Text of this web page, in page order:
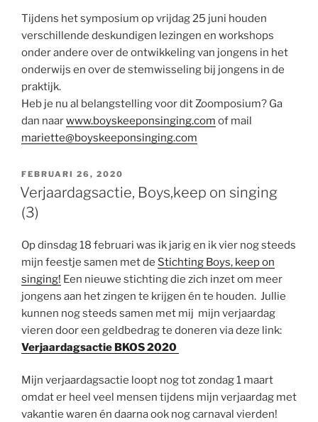
Tijdens het symposium op vrijdag 25 juni houden
verschillende deskundigen lezingen en workshops
onder andere over de ontwikkeling van jongens in het
onderwijs en over de stemwisseling bij jongens in de
praktijk.
Heb je nu al belangstelling voor dit Zoomposium? Ga
dan naarwww.boyskeeponsinging.com of mail
mariette@boyskeeponsinging.com
GEPLAATST
OP
FEBRUARI 26, 2020
Verjaardagsactie, Boys,keep on singing
(3)
Op dinsdag 18 februari was ik jarig en ik vier nog steeds
mijn feestje samen met de Stichting Boys, keep on
singing! Een nieuwe stichting die zich inzet om meer
jongens aan het zingen te krijgen én te houden. Jullie
kunnen nog steeds samen met mij mijn verjaardag
vieren door een geldbedrag te doneren via deze link:
Verjaardagsactie BKOS 2020
Mijn verjaardagsactie loopt nog tot zondag 1 maart
omdat er heel veel mensen tijdens mijn verjaardag met
vakantie waren én daarna ook nog carnaval vierden!